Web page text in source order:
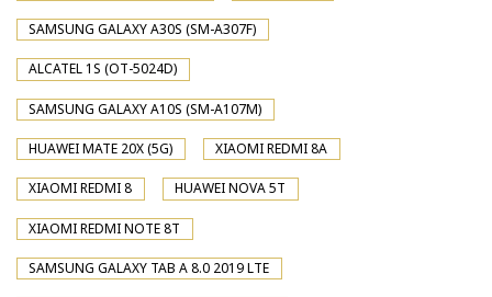
SAMSUNG GALAXY A30S (SM-A307F)
ALCATEL 1S (OT-5024D)
SAMSUNG GALAXY A10S (SM-A107M)
HUAWEI MATE 20X (5G) XIAOMI REDMI 8A
XIAOMI REDMI 8 HUAWEI NOVA 5T
XIAOMI REDMI NOTE 8T
SAMSUNG GALAXY TAB A 8.0 2019 LTE